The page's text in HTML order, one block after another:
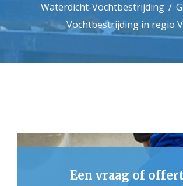
Waterdicht-Vochtbestrijding
Vochtbestrijding in regio
Een vraag of